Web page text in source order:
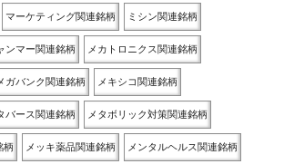
マーケティング関連銘柄 ミシン関連銘柄
ンマー関連銘柄 メカトロニクス関連銘柄
ガバンク関連銘柄 メキシコ関連銘柄
バース関連銘柄 メタボリック対策関連銘柄
柄 メッキ薬品関連銘柄 メンタルヘルス関連銘柄